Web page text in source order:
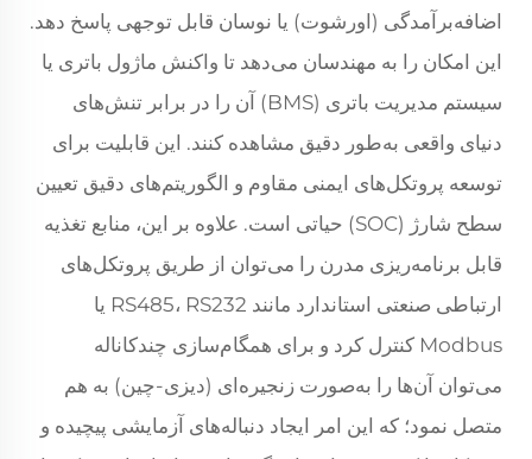
اضافه‌برآمدگی (اورشوت) یا نوسان قابل توجهی پاسخ دهد.
این امکان را به مهندسان می‌دهد تا واکنش ماژول باتری یا
سیستم مدیریت باتری (BMS) آن را در برابر تنش‌های
دنیای واقعی به‌طور دقیق مشاهده کنند. این قابلیت برای
توسعه پروتکل‌های ایمنی مقاوم و الگوریتم‌های دقیق تعیین
سطح شارژ (SOC) حیاتی است. علاوه بر این، منابع تغذیه
قابل برنامه‌ریزی مدرن را می‌توان از طریق پروتکل‌های
ارتباطی صنعتی استاندارد مانند RS485، RS232 یا
Modbus کنترل کرد و برای همگام‌سازی چندکاناله
می‌توان آن‌ها را به‌صورت زنجیره‌ای (دیزی-چین) به هم
متصل نمود؛ که این امر ایجاد دنباله‌های آزمایشی پیچیده و